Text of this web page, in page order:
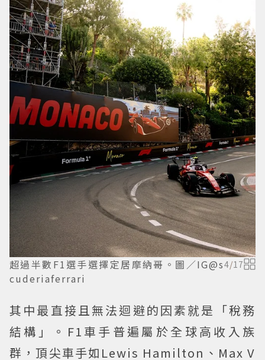
超過半數F1選手選擇定居摩納哥。圖／IG@s
cuderiaferrari
4/17
其中最直接且無法迴避的因素就是「稅務
結構」。F1車手普遍屬於全球高收入族
群，頂尖車手如Lewis Hamilton、Max V